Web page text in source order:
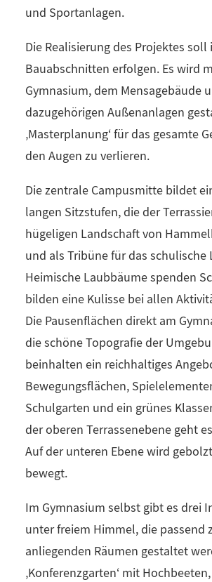
und Sportanlagen.
Die Realisierung des Projektes soll
Bauabschnitten erfolgen. Es wird
Gymnasium, dem Mensagebäude
dazugehörigen Außenanlagen
‚Masterplanung‘ für das gesamte
den Augen zu verlieren.
Die zentrale Campusmitte bildet
langen Sitzstufen, die der
hügeligen Landschaft von
und als Tribüne für das schulische
Heimische Laubbäume spenden
bilden eine Kulisse bei allen
Die Pausenflächen direkt am
die schöne Topografie der
beinhalten ein reichhaltiges
Bewegungsflächen,
Schulgarten und ein grünes
der oberen Terrassenebene geht
Auf der unteren Ebene wird
bewegt.
Im Gymnasium selbst gibt es drei
unter freiem Himmel, die passend
anliegenden Räumen gestaltet
‚Konferenzgarten‘ mit